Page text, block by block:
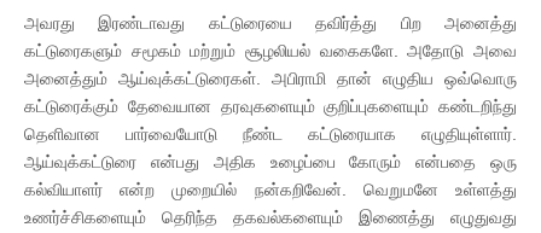
அவரது இரண்டாவது கட்டுரையை தவிர்த்து பிற அனைத்து
கட்டுரைகளும் சமூகம் மற்றும் சூழலியல் வகைகளே. அதோடு அவை
அனைத்தும் ஆய்வுக்கட்டுரைகள். அபிராமி தான் எழுதிய ஒவ்வொரு
கட்டுரைக்கும் தேவையான தரவுகளையும் குறிப்புகளையும் கண்டறிந்து
தெளிவான பார்வையோடு நீண்ட கட்டுரையாக எழுதியுள்ளார்.
ஆய்வுக்கட்டுரை என்பது அதிக உழைப்பை கோரும் என்பதை ஒரு
கல்வியாளர் என்ற முறையில் நன்கறிவேன். வெறுமனே உள்ளத்து
உணர்ச்சிகளையும் தெரிந்த தகவல்களையும் இணைத்து எழுதுவது